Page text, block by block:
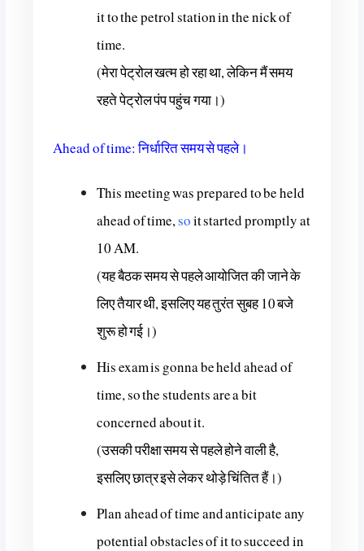
it to the petrol station in the nick of
time.
(मेरा पेट्रोल खत्म हो रहा था, लेकिन मैं समय
रहते पेट्रोल पंप पहुंच गया।)
Ahead of time: निर्धारित समय से पहले।
This meeting was prepared to be held
ahead of time,soit started promptly at
10 AM.
(यह बैठक समय से पहले आयोजित की जाने के
लिए तैयार थी, इसलिए यह तुरंत सुबह 10 बजे
शुरू हो गई।)
His exam is gonna be held ahead of
time, so the students are a bit
concerned about it.
(उसकी परीक्षा समय से पहले होने वाली है,
इसलिए छात्र इसे लेकर थोड़े चिंतित हैं।)
Plan ahead of time and anticipate any
potential obstacles of it to succeed in